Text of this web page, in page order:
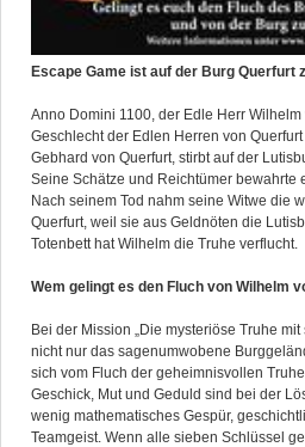
Escape Game ist auf der Burg Querfurt
Anno Domini 1100, der Edle Herr
Geschlecht der Edlen Herren von
Gebhard von Querfurt, stirbt auf der
Seine Schätze und Reichtümer bewahrte
Nach seinem Tod nahm seine Witwe die
Querfurt, weil sie aus Geldnöten die
Totenbett hat Wilhelm die Truhe verflucht.
Wem gelingt es den Fluch von Wilhelm
Bei der Mission „Die mysteriöse Truhe
nicht nur das sagenumwobene
sich vom Fluch der geheimnisvollen
Geschick, Mut und Geduld sind bei der
wenig mathematisches Gespür,
Teamgeist. Wenn alle sieben Schlüssel